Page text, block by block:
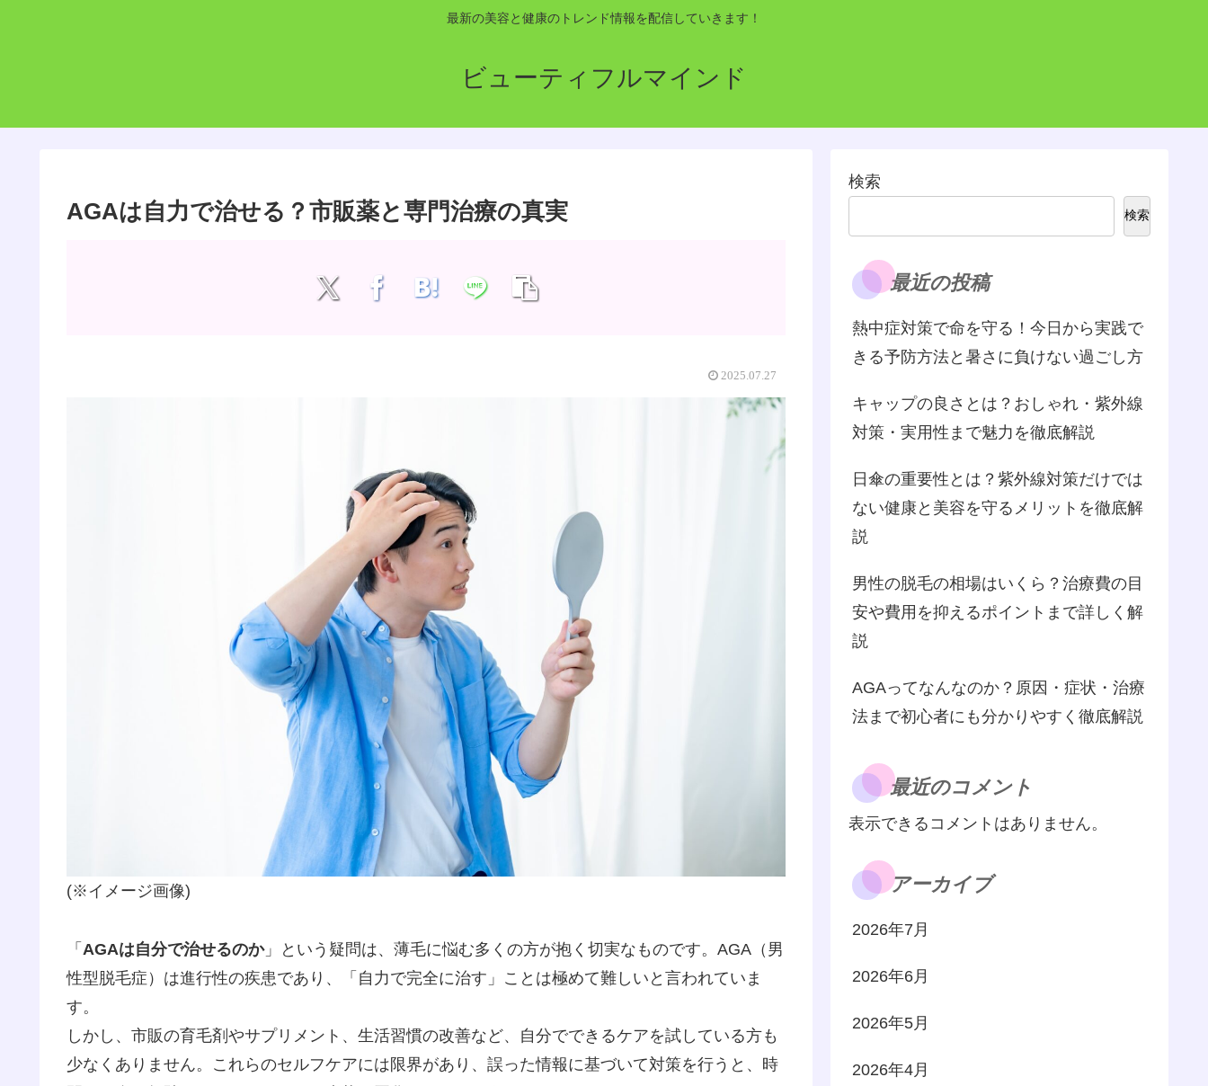
最新の美容と健康のトレンド情報を配信していきます！
ビューティフルマインド
AGAは自力で治せる？市販薬と専門治療の真実
2025.07.27
(※イメージ画像)
「 AGAは自分で治せるのか」という疑問は、薄毛に悩む多くの方が抱く切実なものです。AGA（男
性型脱毛症）は進行性の疾患であり、「自力で完全に治す」ことは極めて難しいと言われていま
す。
しかし、市販の育毛剤やサプリメント、生活習慣の改善など、自分でできるケアを試している方も
少なくありません。これらのセルフケアには限界があり、誤った情報に基づいて対策を行うと、時
検索
検索
最近の投稿
熱中症対策で命を守る！今日から実践で
きる予防方法と暑さに負けない過ごし方
キャップの良さとは？おしゃれ・紫外線
対策・実用性まで魅力を徹底解説
日傘の重要性とは？紫外線対策だけでは
ない健康と美容を守るメリットを徹底解
説
男性の脱毛の相場はいくら？治療費の目
安や費用を抑えるポイントまで詳しく解
説
AGAってなんなのか？原因・症状・治療
法まで初心者にも分かりやすく徹底解説
最近のコメント
表示できるコメントはありません。
アーカイブ
2026年7月
2026年6月
2026年5月
2026年4月